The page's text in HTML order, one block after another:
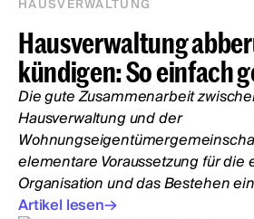
HAUSVERWALTUNG
Hausverwaltung
kündigen: So einfach
Die gute Zusammenarbeit
Hausverwaltung und der
elementare Voraussetzung für die
Organisation und das Bestehen
Artikel lesen